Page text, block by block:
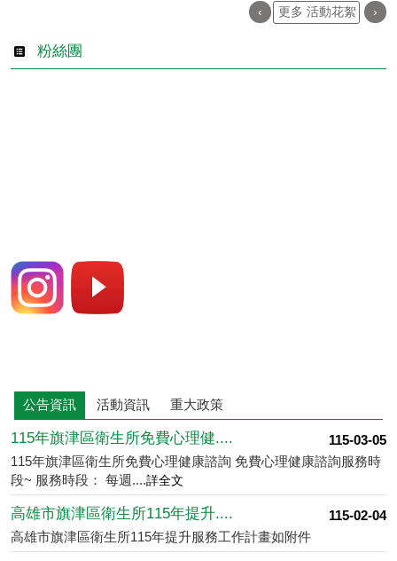
更多 活動花絮
‹ ›
粉絲團
公告資訊 活動資訊 重大政策
115-03-05
115年旗津區衛生所免費心理健....
115年旗津區衛生所免費心理健康諮詢 免費心理健康諮詢服務時
段~ 服務時段： 每週....詳全文
115-02-04
高雄市旗津區衛生所115年提升....
高雄市旗津區衛生所115年提升服務工作計畫如附件